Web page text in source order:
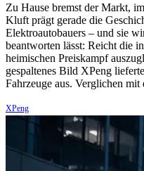
Zu Hause bremst der Markt,
Kluft prägt gerade die
Elektroautobauers – und sie
beantworten lässt: Reicht die
heimischen Preiskampf
gespaltenes Bild XPeng
Fahrzeuge aus. Verglichen
XPeng